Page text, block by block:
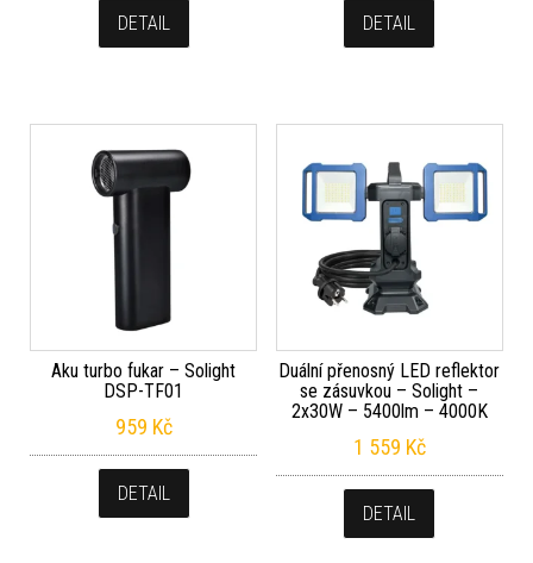
DETAIL DETAIL
Aku turbo fukar – Solight
DSP-TF01
959 Kč
DETAIL
Duální přenosný LED reflektor
se zásuvkou – Solight –
2x30W – 5400lm – 4000K
1 559 Kč
DETAIL